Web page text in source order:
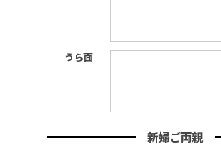
うら面
新婦ご両親